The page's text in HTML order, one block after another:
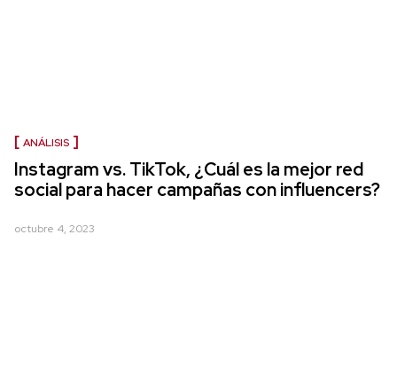
ANÁLISIS
Instagram vs. TikTok, ¿Cuál es la mejor red
social para hacer campañas con influencers?
octubre 4, 2023